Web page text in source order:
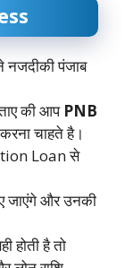
नजदीकी पंजाब
की आप PNB
चाहते है।
Loan से
जाएंगे और उनकी
होती है तो